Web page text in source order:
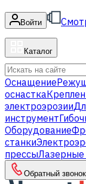
Войти
Каталог
Оснащение
оснастка
электроэрозии
инструмент
Оборудование
станки
прессыЛазерные
Обратный звонок